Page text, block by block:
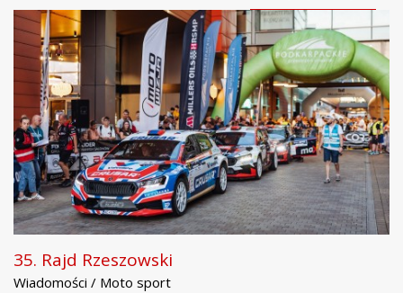
35. Rajd Rzeszowski
Wiadomości / Moto sport